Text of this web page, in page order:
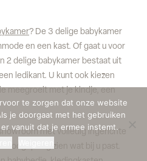
? De 3 delige babykamer
en een kast. Of gaat u voor
2 delige babykamer bestaat uit
ledikant. U kunt ook kiezen
meegroeit met je kindje, een
met volledig ingerichte
oogopslag zien wat bij u past.
te zorgen dat onze website
je doorgaat met het gebruiken
vanuit dat je ermee instemt.